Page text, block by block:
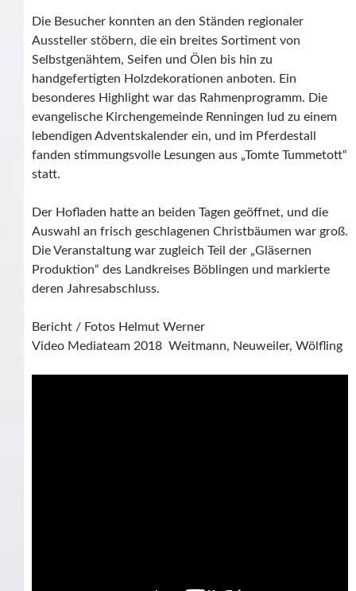
Die Besucher konnten an den Ständen regionaler
Aussteller stöbern, die ein breites Sortiment von
Selbstgenähtem, Seifen und Ölen bis hin zu
handgefertigten Holzdekorationen anboten. Ein
besonderes Highlight war das Rahmenprogramm. Die
evangelische Kirchengemeinde Renningen lud zu einem
lebendigen Adventskalender ein, und im Pferdestall
fanden stimmungsvolle Lesungen aus „Tomte Tummetott“
statt.
Der Hofladen hatte an beiden Tagen geöffnet, und die
Auswahl an frisch geschlagenen Christbäumen war groß.
Die Veranstaltung war zugleich Teil der „Gläsernen
Produktion“ des Landkreises Böblingen und markierte
deren Jahresabschluss.
Bericht / Fotos Helmut Werner
Video Mediateam 2018 Weitmann, Neuweiler, Wölfling